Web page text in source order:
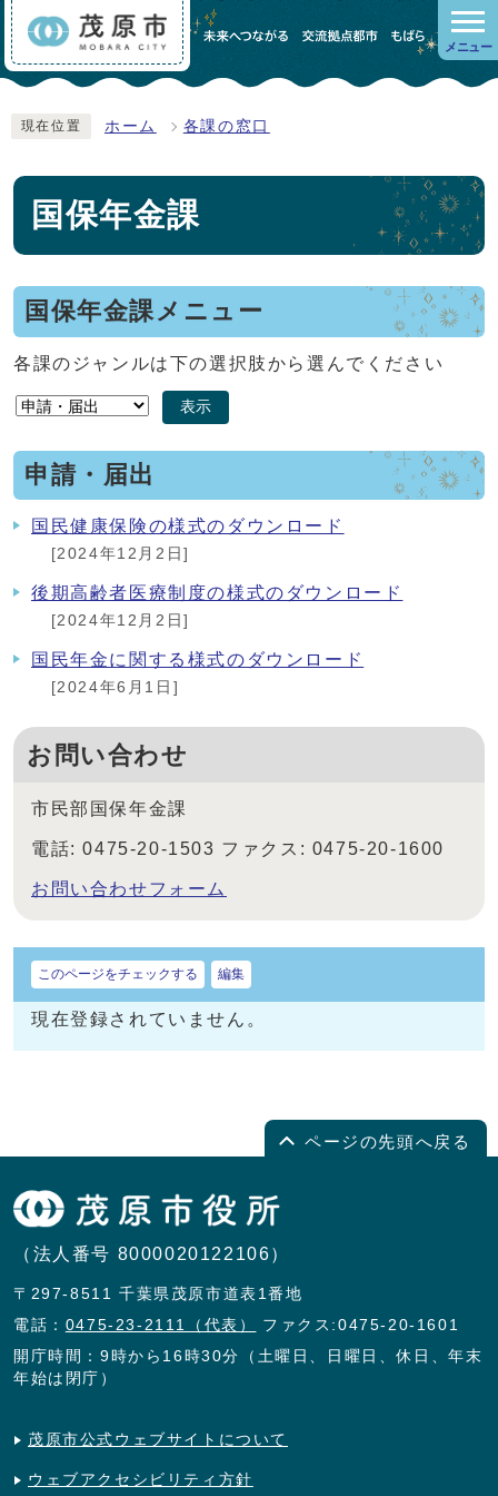
メニュー
現在位置 ホーム 各課の窓口
国保年金課
国保年金課メニュー
各課のジャンルは下の選択肢から選んでください
表示
申請・届出
国民健康保険の様式のダウンロード
[2024年12月2日]
後期高齢者医療制度の様式のダウンロード
[2024年12月2日]
国民年金に関する様式のダウンロード
[2024年6月1日]
お問い合わせ
市民部国保年金課
電話: 0475-20-1503 ファクス: 0475-20-1600
お問い合わせフォーム
このページをチェックする 編集
現在登録されていません。
ページの先頭へ戻る
（法人番号 8000020122106）
〒297-8511 千葉県茂原市道表1番地
電話： 0475-23-2111（代表）
ファクス:0475-20-1601
開庁時間：9時から16時30分（土曜日、日曜日、休日、年末
年始は閉庁）
茂原市公式ウェブサイトについて
ウェブアクセシビリティ方針